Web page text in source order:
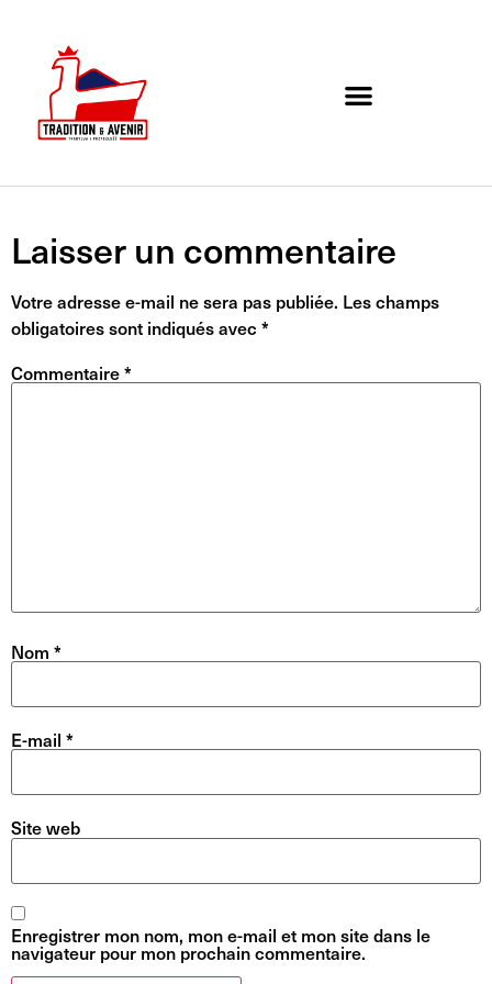
Laisser un commentaire
Votre adresse e-mail ne sera pas publiée. Les champs
obligatoires sont indiqués avec *
Commentaire*
Nom *
E-mail *
Site web
Enregistrer mon nom, mon e-mail et mon site dans le
navigateur pour mon prochain commentaire.